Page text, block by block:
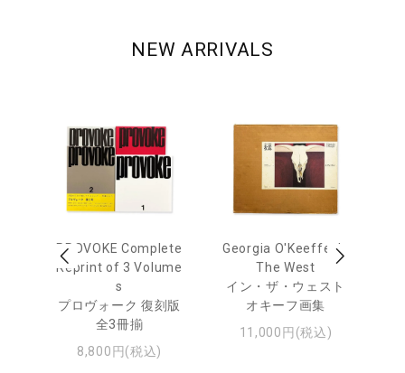
NEW ARRIVALS
PROVOKE Complete
Reprint of 3 Volume
s
プロヴォーク 復刻版
全3冊揃
8,800円(税込)
Georgia O'Keeffe: In
The West
イン・ザ・ウェスト
オキーフ画集
11,000円(税込)